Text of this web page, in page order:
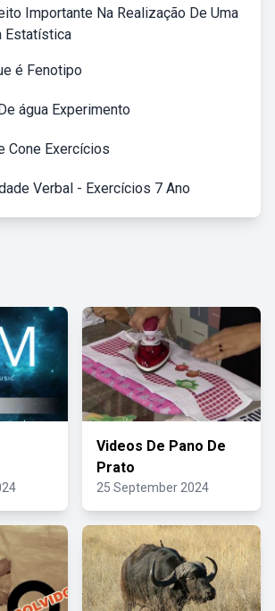
Importante Na Realização De Uma
Estatística
é Fenotipo
água Experimento
Cone Exercícios
Verbal - Exercícios 7 Ano
Videos De Pano De
Prato
25 September 2024